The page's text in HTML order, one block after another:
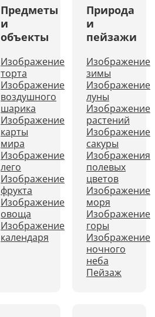
Предметы
и
объекты
Изображение
торта
Изображение
воздушного
шарика
Изображение
карты
мира
Изображение
лего
Изображение
фрукта
Изображение
овоща
Изображение
календаря
Природа
и
пейзажи
Изображение
зимы
Изображение
луны
Изображение
растений
Изображение
сакуры
Изображения
полевых
цветов
Изображение
моря
Изображение
горы
Изображение
ночного
неба
Пейзаж